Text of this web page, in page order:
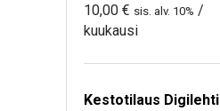
10,00 € sis. alv. 10% /
kuukausi
Kestotilaus Digilehti